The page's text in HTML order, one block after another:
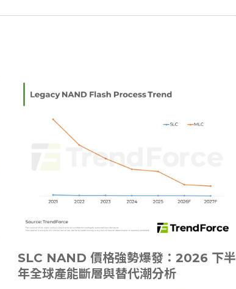
SLC NAND 價格強勢爆發：2026 下半
年全球產能斷層與替代潮分析